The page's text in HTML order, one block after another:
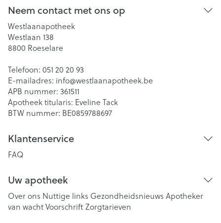
Neem contact met ons op
Westlaanapotheek
Westlaan 138
8800 Roeselare
Telefoon: 051 20 20 93
E-mailadres: info@westlaanapotheek.be
APB nummer: 361511
Apotheek titularis: Eveline Tack
BTW nummer: BE0859788697
Klantenservice
FAQ
Uw apotheek
Over ons Nuttige links Gezondheidsnieuws Apotheker
van wachtVoorschriftZorgtarieven